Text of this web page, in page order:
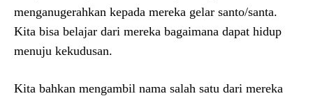
menganugerahkan kepada mereka gelar santo/santa.
Kita bisa belajar dari mereka bagaimana dapat hidup
menuju kekudusan.
Kita bahkan mengambil nama salah satu dari mereka